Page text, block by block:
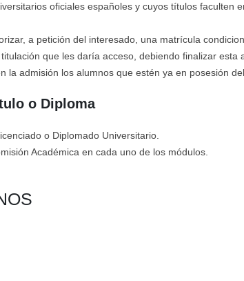
oficiales españoles y cuyos títulos faculten
a petición del interesado, una matrícula
que les daría acceso, debiendo finalizar esta
admisión los alumnos que estén ya en posesión
o Diploma
o Diplomado Universitario.
Académica en cada uno de los módulos.